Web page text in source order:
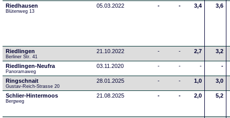
Riedhausen
Blütenweg 13
05.03.2022 - - 3,4 3,6
Riedlingen
Berliner Str. 41
21.10.2022 - - 2,7 3,2
Riedlingen-Neufra
Panoramaweg
03.11.2020 - - - -
Ringschnait
Gustav-Reich-Strasse 20
28.01.2025 - - 1,0 3,0
Schlier-Hintermoos
Bergweg
21.08.2025 - - 2,0 5,2